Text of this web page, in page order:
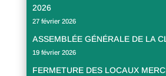
2026
27 février 2026
ASSEMBLÉE GÉNÉRALE DE LA
19 février 2026
FERMETURE DES LOCAUX